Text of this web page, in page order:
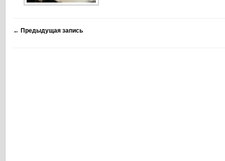
← Предыдущая запись